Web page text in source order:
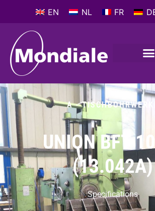
EN NL FR
A -
UNION BFT
(13.042A)
Specifications